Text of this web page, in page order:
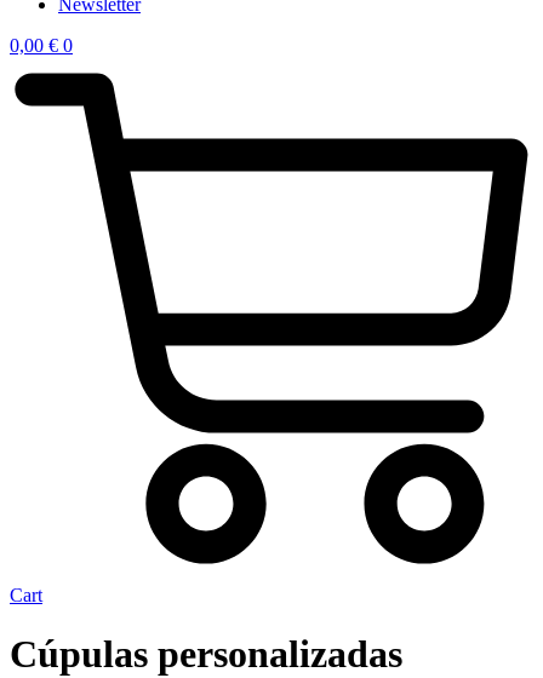
Newsletter
0,00 € 0
Cart
Cúpulas personalizadas